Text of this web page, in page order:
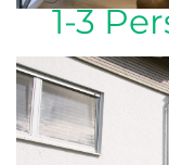
1-3